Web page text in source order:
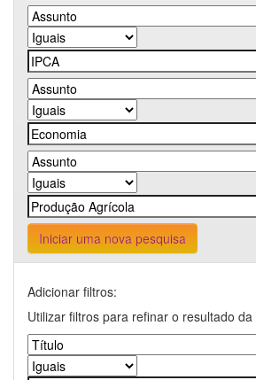
Iniciar uma nova pesquisa
Adicionar filtros:
Utilizar filtros para refinar o resultado da